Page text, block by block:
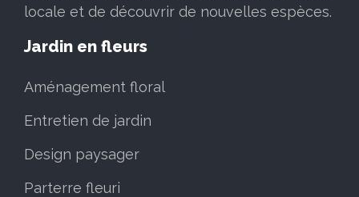
locale et de découvrir de nouvelles espèces.
Jardin en fleurs
Aménagement floral
Entretien de jardin
Design paysager
Parterre fleuri